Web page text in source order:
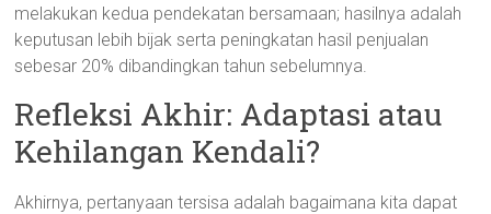
melakukan kedua pendekatan bersamaan; hasilnya adalah
keputusan lebih bijak serta peningkatan hasil penjualan
sebesar 20% dibandingkan tahun sebelumnya.
Refleksi Akhir: Adaptasi atau
Kehilangan Kendali?
Akhirnya, pertanyaan tersisa adalah bagaimana kita dapat